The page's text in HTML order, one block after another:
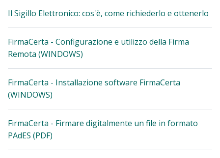
Il Sigillo Elettronico: cos'è, come richiederlo e ottenerlo
FirmaCerta - Configurazione e utilizzo della Firma
Remota (WINDOWS)
FirmaCerta - Installazione software FirmaCerta
(WINDOWS)
FirmaCerta - Firmare digitalmente un file in formato
PAdES (PDF)